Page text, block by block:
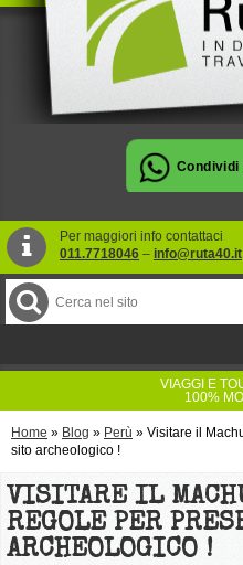
Per maggiori info contattaci
011.7718046 – info@ruta40.it
VIAGGI E
100%
Home » Blog » Perù » Visitare il
sito archeologico !
VISITARE IL
REGOLE PER
ARCHEOLOGICO !